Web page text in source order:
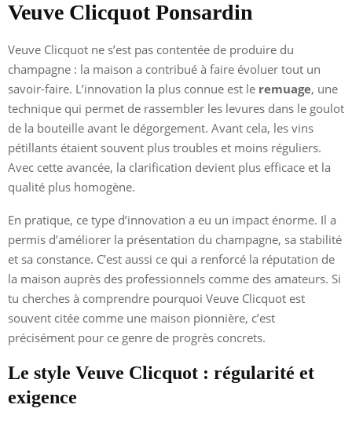
Veuve Clicquot Ponsardin
Veuve Clicquot ne s’est pas contentée de produire du
champagne : la maison a contribué à faire évoluer tout un
savoir-faire. L’innovation la plus connue est le remuage, une
technique qui permet de rassembler les levures dans le goulot
de la bouteille avant le dégorgement. Avant cela, les vins
pétillants étaient souvent plus troubles et moins réguliers.
Avec cette avancée, la clarification devient plus efficace et la
qualité plus homogène.
En pratique, ce type d’innovation a eu un impact énorme. Il a
permis d’améliorer la présentation du champagne, sa stabilité
et sa constance. C’est aussi ce qui a renforcé la réputation de
la maison auprès des professionnels comme des amateurs. Si
tu cherches à comprendre pourquoi Veuve Clicquot est
souvent citée comme une maison pionnière, c’est
précisément pour ce genre de progrès concrets.
Le style Veuve Clicquot : régularité et
exigence